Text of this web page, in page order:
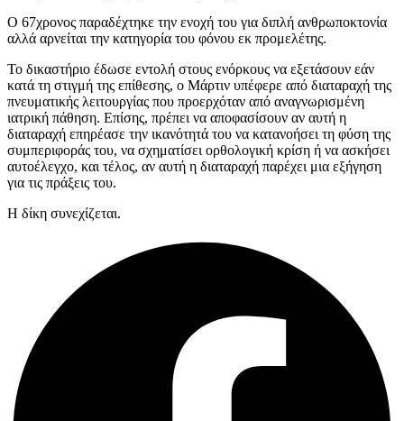
Ο 67χρονος παραδέχτηκε την ενοχή του για διπλή ανθρωποκτονία
αλλά αρνείται την κατηγορία του φόνου εκ προμελέτης.
Το δικαστήριο έδωσε εντολή στους ενόρκους να εξετάσουν εάν
κατά τη στιγμή της επίθεσης, ο Μάρτιν υπέφερε από διαταραχή της
πνευματικής λειτουργίας που προερχόταν από αναγνωρισμένη
ιατρική πάθηση. Επίσης, πρέπει να αποφασίσουν αν αυτή η
διαταραχή επηρέασε την ικανότητά του να κατανοήσει τη φύση της
συμπεριφοράς του, να σχηματίσει ορθολογική κρίση ή να ασκήσει
αυτοέλεγχο, και τέλος, αν αυτή η διαταραχή παρέχει μια εξήγηση
για τις πράξεις του.
Η δίκη συνεχίζεται.